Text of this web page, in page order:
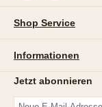
Shop Service
Informationen
Jetzt abonnieren